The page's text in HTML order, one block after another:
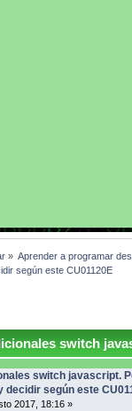
» Aprender a programar
según este CU01120E
switch
switch javascript.
decidir según este
2017, 18:16 »